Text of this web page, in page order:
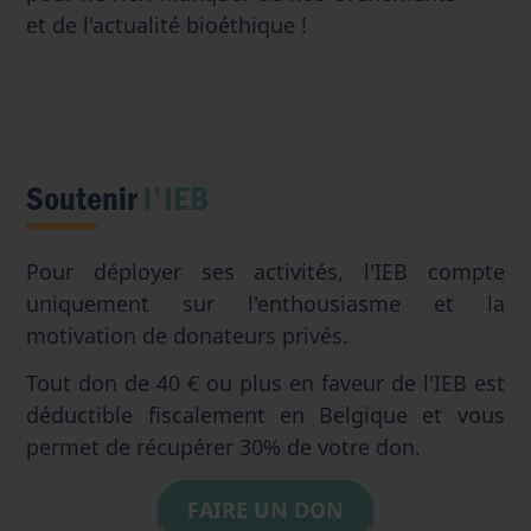
et de l'actualité bioéthique !
Soutenirl'IEB
Pour déployer ses activités, l'IEB compte
uniquement sur l'enthousiasme et la
motivation de donateurs privés.
Tout don de 40 € ou plus en faveur de l'IEB est
déductible fiscalement en Belgique et vous
permet de récupérer 30% de votre don.
FAIRE UN DON